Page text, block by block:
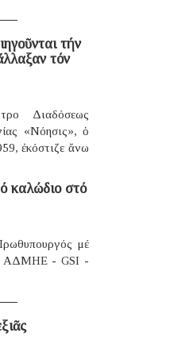
τήν
τόν
Διαδόσεως
«Νόησις», ὁ
ἐκόστιζε ἄνω
καλώδιο στό
μέ
ΑΔΜΗΕ - GSI -